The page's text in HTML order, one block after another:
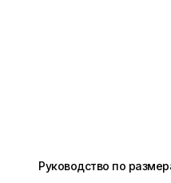
Руководство по